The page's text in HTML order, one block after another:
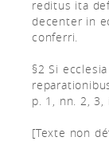
reditus ita
decenter in
conferri.
§2 Si
p. 1, nn. 2,
[Texte non